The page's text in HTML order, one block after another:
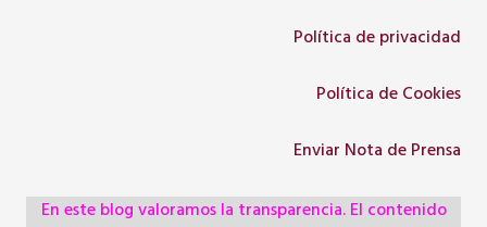
Política de privacidad
Política de Cookies
Enviar Nota de Prensa
En este blog valoramos la transparencia. El contenido